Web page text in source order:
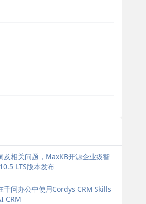
及相关问题，MaxKB开源企业级智
LTS版本发布
千问办公中使用Cordys CRM Skills
CRM